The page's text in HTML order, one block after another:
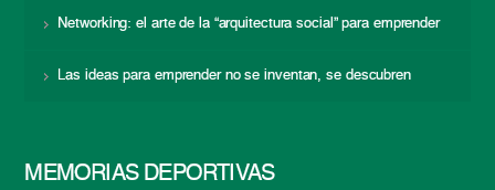
Networking: el arte de la “arquitectura social” para emprender
Las ideas para emprender no se inventan, se descubren
MEMORIAS DEPORTIVAS